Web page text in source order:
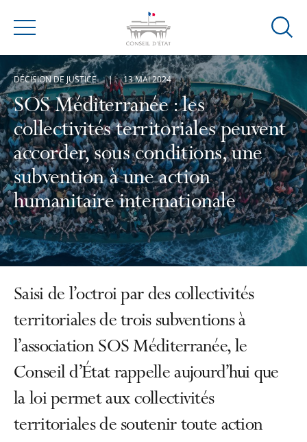
Menu
Ouvrir
de
SOS Méditerranée : les
collectivités territoriales peuvent
accorder, sous conditions, une
subvention à une action
humanitaire internationale
DÉCISION DE JUSTICE 13 MAI 2024
Saisi de l’octroi par des collectivités
territoriales de trois subventions à
l’association SOS Méditerranée, le
Conseil d’État rappelle aujourd’hui que
la loi permet aux collectivités
territoriales de soutenir toute action